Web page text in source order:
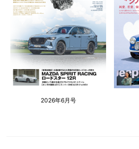
2026年6月号